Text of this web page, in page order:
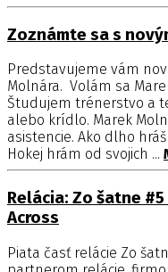
Zoznámte sa s
Predstavujeme vám
Molnára. Volám sa
Študujem trénerstvo a
alebo krídlo. Marek
asistencie. Ako dlho
Hokej hrám od svojich ...
Relácia: Zo šatne #5
Across
Piata časť relácie Zo